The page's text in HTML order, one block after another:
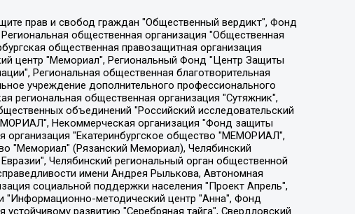
Олег Александрович, Общество с ограниченной ответственностью "Нобелевский призыв", Гималова Регина Эмилевна, Григорьев Андрей Валерьевич, Григорьева Алина Александровна, Ассоциация по содействию защите прав призывников, альтернативнослужащих и военнослужащих "Правозащитная группа "Гражданин.Армия.Право", Хисамова Регина Фаритовна, Автономная некоммерческая организация по реализации социально-правовых программ "Лилит", Дальневосточное общественное движение "Маяк", Санкт-Петербургская ЛГБТ-инициативная группа "Выход", Инициативная группа ЛГБТ+ "Реверс", Алексеев Андрей Викторович, Бекбулатова Таисия Львовна, Беляев Иван Михайлович, Владыкина Елена Сергеевна, Гельман Марат Александрович, Никульшина Вероника Юрьевна, Толоконникова Надежда Андреевна, Шендерович Виктор Анатольевич, Общество с ограниченной ответственностью "Данное сообщение", Общество с ограниченной ответственностью Издательский дом "Новая глава", Айнбиндер Александра Александровна, Московский комьюнити-центр для ЛГБТ+инициатив, Благотворительный фонд развития филантропии, Deutsche Welle (Германия, Kurt-Schumacher-Strasse 3, 53113 Bonn), Борзунова Мария Михайловна, Воробьев Виктор Викторович, Голубева Анна Львовна, Константинова Алла Михайловна, Малкова Ирина Владимировна, Мурадов Мурад Абдулгалимович, Осетинская Елизавета Николаевна, Понасенков Евгений Николаевич, Ганапольский Матвей Юрьевич, Киселев Евгений Алексеевич, Борухович Ирина Григорьевна, Дремин Иван Тимофеевич, Дубровский Дмитрий Викторович, Красноярская региональная общественная организация поддержки и развития альтернативных образовательных технологий и межкультурных коммуникаций "ИНТЕРРА", Маяковская Екатерина Алексеевна, Фейгин Марк Захарович, Филимонов Андрей Викторович, Дзугкоева Регина Николаевна, Доброхотов Роман Александрович, Дудь Юрий Александрович, Елкин Сергей Владимирович, Кругликов Кирилл Игоревич, Сабунаева Мария Леонидовна, Семенов Алексей Владимирович, Шаинян Карен Багратович, Шульман Екатерина Михайловна, Асафьев Артур Валерьевич, Вахштайн Виктор Семенович, Венедиктов Алексей Алексеевич, Лушникова Екатерина Евгеньевна, Волков Леонид Михайлович, Невзоров Александр Глебович, Пархоменко Сергей Борисович, Сироткин Ярослав Николаевич, Кара-Мурза Владимир Владимирович, Баранова Наталья Владимировна, Гозман Леонид Яковлевич, Кагарлицкий Борис Юльевич, Климарев Михаил Валерьевич, Милов Владимир Станиславович, Автономная некоммерческая организация Краснодарский центр современного искусства "Типография", Моргенштерн Алишер Тагирович, Соболь Любовь Эдуардовна, Общество с ограниченной ответственностью "ЛИЗА НОРМ", Каспаров Гарри Кимович, Ходорковский Михаил Борисович, Общество с ограниченной ответственностью "Апрельские тезисы", Данилович Ирина Брониславовна, Кашин Олег Владимирович, Петров Николай Владимирович, Пивоваров Алексей Владимирович, Соколов Михаил Владимирович, Цветкова Юлия Владимировна, Чичваркин Евгений Александрович, Комитет против пыток/Команда против пыток, Общество с ограниченной ответственностью "Первый научный", Общество с ограниченной ответственностью "Вертолет и ко", Белоцерковская Вероника Борисовна, Кац Максим Евгеньевич, Лазарева Татьяна Юрьевна, Шаведдинов Руслан Табризович, Яшин Илья Валерьевич, Общество с ограниченной ответственностью "Иноагент ААВ", Алешковский Дмитрий Петрович, Альбац Евгения Марковна, Быков Дмитрий Львович, Галямина Юлия Евгеньевна, Лойко Сергей Леонидович, Мартынов Кирилл Константинович, Медведев Сергей Александрович, Крашенинников Федор Геннадиевич, Гордеева Катерина Вл